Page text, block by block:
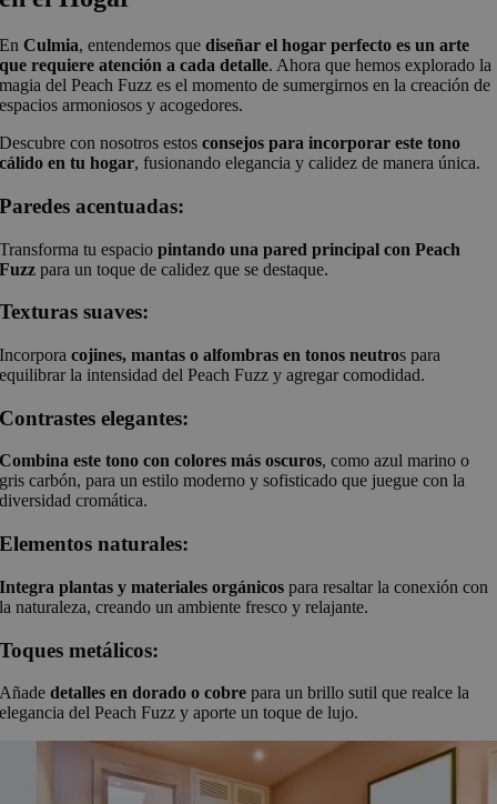
EnCulmia, entendemos quediseñar el hogar perfecto es un arte
que requiere atención a cada detalle. Ahora que hemos explorado la
magia del Peach Fuzz es el momento de sumergirnos en la creación de
espacios armoniosos y acogedores.
Descubre con nosotros estosconsejos para incorporar este tono
cálido en tu hogar, fusionando elegancia y calidez de manera única.
Paredes acentuadas:
Transforma tu espaciopintando una pared principal con Peach
Fuzz para un toque de calidez que se destaque.
Texturas suaves:
Incorporacojines, mantas o alfombras en tonos neutros para
equilibrar la intensidad del Peach Fuzz y agregar comodidad.
Contrastes elegantes:
Combina este tono con colores más oscuros, como azul marino o
gris carbón, para un estilo moderno y sofisticado que juegue con la
diversidad cromática.
Elementos naturales:
Integra plantas y materiales orgánicos para resaltar la conexión con
la naturaleza, creando un ambiente fresco y relajante.
Toques metálicos:
Añadedetalles en dorado o cobre para un brillo sutil que realce la
elegancia del Peach Fuzz y aporte un toque de lujo.